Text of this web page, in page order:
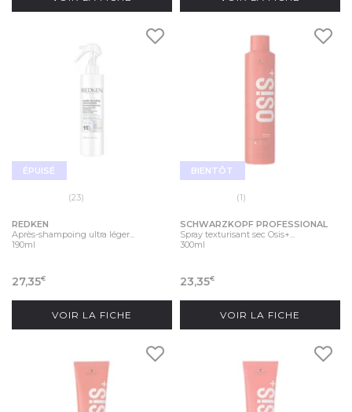
ÉPUISÉ
(23)
REDKEN
Après-shampoing ultra léger...
190ml
27,35€
VOIR LA FICHE
BIENTÔT
(1)
SCHWARZKOPF PROFESSIONAL
Spray texturisant sec Osis+...
300ml
23,35€
VOIR LA FICHE